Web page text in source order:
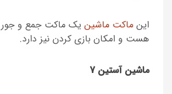
این ماکت ماشین یک ماکت جمع و جور
هست و امکان بازی کردن نیز دارد.
ماشین آستین 7